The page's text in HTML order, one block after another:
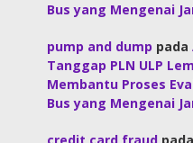
Bus yang Mengenai
pump and dump pada
Tanggap PLN ULP
Membantu Proses
Bus yang Mengenai